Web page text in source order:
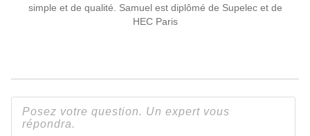
simple et de qualité. Samuel est diplômé de Supelec et de
HEC Paris